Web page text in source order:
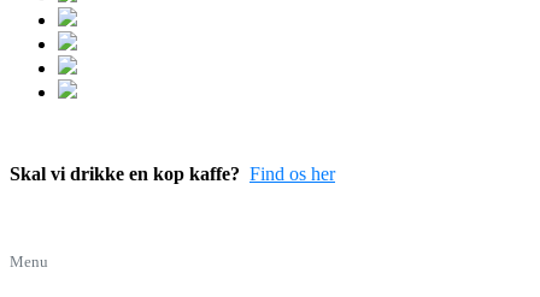
Skal vi drikke en kop kaffe? Find os her
Menu